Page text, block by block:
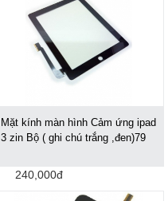
Mặt kính màn hình Cảm ứng ipad
3 zin Bộ ( ghi chú trắng ,đen)79
240,000đ